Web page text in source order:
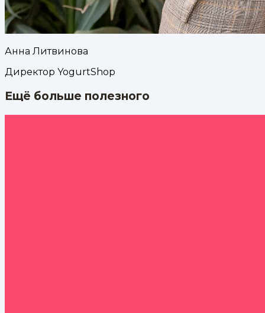
Анна Литвинова
Директор YogurtShop
Ещё больше полезного